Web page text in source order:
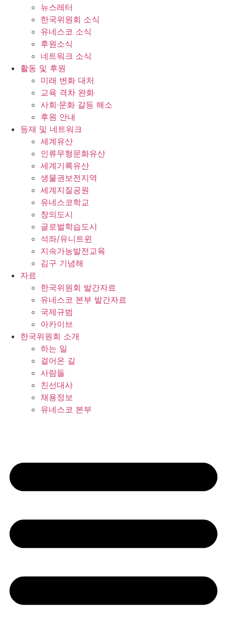
뉴스레터
한국위원회 소식
유네스코 소식
후원소식
네트워크 소식
활동 및 후원
미래 변화 대처
교육 격차 완화
사회∙문화 갈등 해소
후원 안내
등재 및 네트워크
세계유산
인류무형문화유산
세계기록유산
생물권보전지역
세계지질공원
유네스코학교
창의도시
글로벌학습도시
석좌/유니트윈
지속가능발전교육
김구 기념해
자료
한국위원회 발간자료
유네스코 본부 발간자료
국제규범
아카이브
한국위원회 소개
하는 일
걸어온 길
사람들
친선대사
채용정보
유네스코 본부